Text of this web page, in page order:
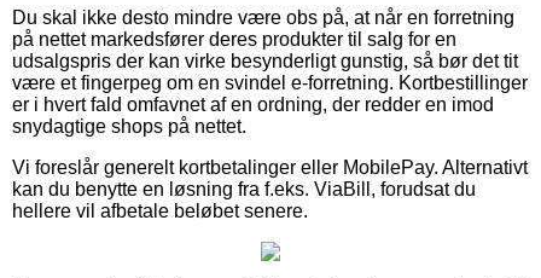
Du skal ikke desto mindre være obs på, at når en forretning
på nettet markedsfører deres produkter til salg for en
udsalgspris der kan virke besynderligt gunstig, så bør det tit
være et fingerpeg om en svindel e-forretning. Kortbestillinger
er i hvert fald omfavnet af en ordning, der redder en imod
snydagtige shops på nettet.
Vi foreslår generelt kortbetalinger eller MobilePay. Alternativt
kan du benytte en løsning fra f.eks. ViaBill, forudsat du
hellere vil afbetale beløbet senere.